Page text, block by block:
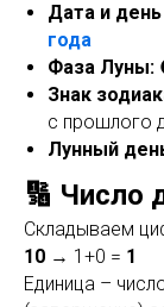
Дата и
года
Фаза Луны:
Знак
с прошлого
Лунный
🔢 Число
Складываем
10 → 1+0 = 1
Единица –